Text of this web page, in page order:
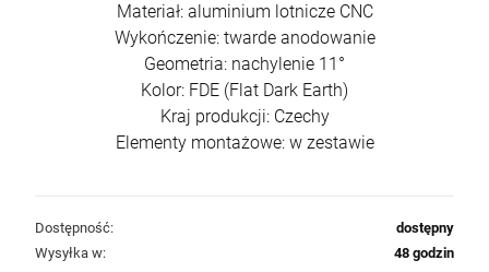
Materiał: aluminium lotnicze CNC
Wykończenie: twarde anodowanie
Geometria: nachylenie 11°
Kolor: FDE (Flat Dark Earth)
Kraj produkcji: Czechy
Elementy montażowe: w zestawie
Dostępność:
dostępny
Wysyłka w:
48 godzin